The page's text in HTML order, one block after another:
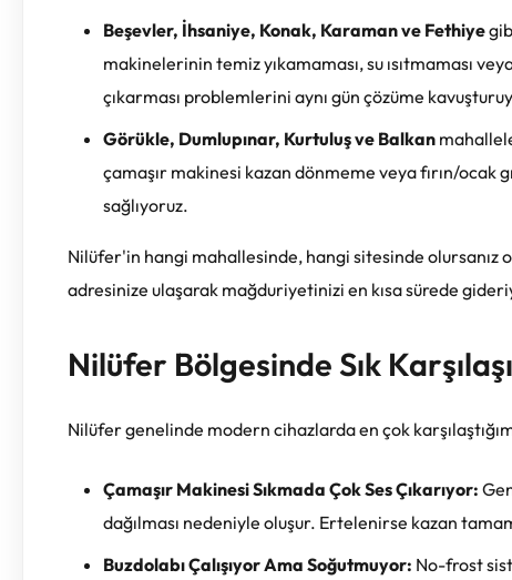
Beşevler, İhsaniye, Konak, Karaman ve Fethiye
makinelerinin temiz yıkamaması, su ısıtmaması
çıkarması problemlerini aynı gün çözüme
Görükle, Dumlupınar, Kurtuluş ve Balkan
çamaşır makinesi kazan dönmeme veya fırın/ocak
sağlıyoruz.
Nilüfer'in hangi mahallesinde, hangi sitesinde olursanız
adresinize ulaşarak mağduriyetinizi en kısa sürede
Nilüfer Bölgesinde Sık
Nilüfer genelinde modern cihazlarda en çok
Çamaşır Makinesi Sıkmada Çok Ses Çıkarıyor:
dağılması nedeniyle oluşur. Ertelenirse kazan
Buzdolabı Çalışıyor Ama Soğutmuyor: No-frost